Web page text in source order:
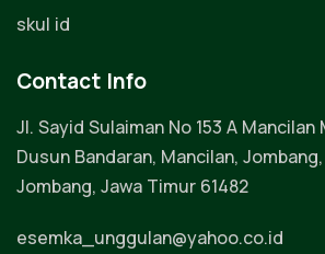
skul id
Contact Info
Jl. Sayid Sulaiman No 153 A
Dusun Bandaran, Mancilan,
Jombang, Jawa Timur 61482
esemka_unggulan@yahoo.co.id